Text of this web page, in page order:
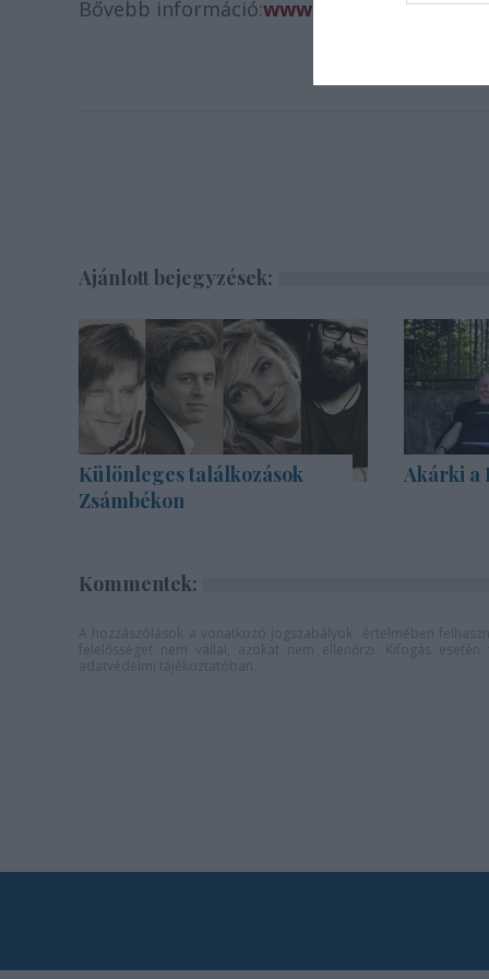
Bővebb információ:www.vigszinhaz.hu
Ajánlott bejegyzések:
Különleges találkozások
Zsámbékon
Akárki a
Kommentek: